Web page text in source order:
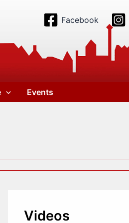
Facebook
Events
Videos